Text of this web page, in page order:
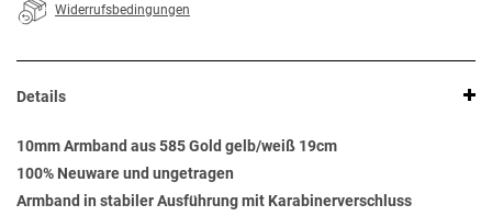
Widerrufsbedingungen
Details
10mm Armband aus 585 Gold gelb/weiß 19cm
100% Neuware und ungetragen
Armband in stabiler Ausführung mit Karabinerverschluss